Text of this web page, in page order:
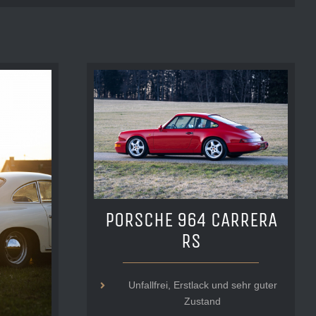
PORSCHE 964 CARRERA
RS
Unfallfrei, Erstlack und sehr guter
Zustand